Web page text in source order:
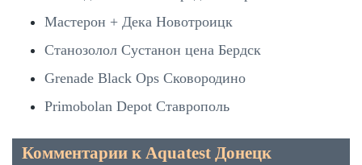
Мастерон + Дека Новотроицк
Станозолол Сустанон цена Бердск
Grenade Black Ops Сковородино
Primobolan Depot Ставрополь
Комментарии к Aquatest Донецк